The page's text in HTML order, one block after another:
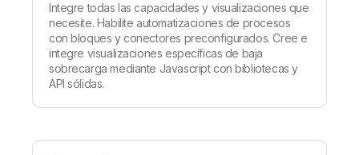
Integre todas las capacidades y visualizaciones que
necesite. Habilite automatizaciones de procesos
con bloques y conectores preconfigurados. Cree e
integre visualizaciones específicas de baja
sobrecarga mediante Javascript con bibliotecas y
API sólidas.